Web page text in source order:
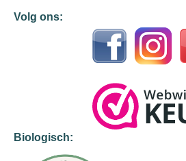
Volg ons:
Biologisch: